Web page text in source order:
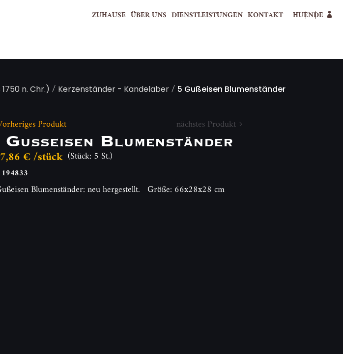
ZUHAUSE ÜBER UNS DIENSTLEISTUNGEN KONTAKT HUENDE
n. Chr.) / Kerzenständer - Kandelaber/ 5 Gußeisen Blumenständer
Produkt nächstes Produkt
Gußeisen Blumenständer
€ /stück (Stück: 5 St.)
Blumenständer: neu hergestellt. Größe: 66x28x28 cm